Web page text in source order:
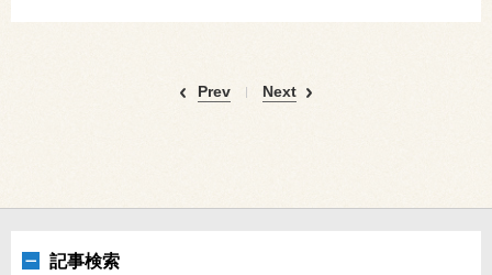
Prev Next
記事検索